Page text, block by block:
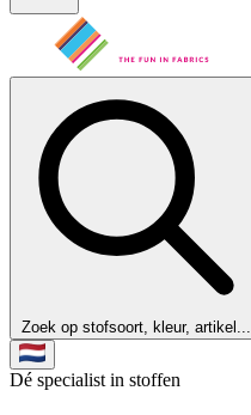
Zoek op stofsoort, kleur, artikel...
Dé specialist in stoffen